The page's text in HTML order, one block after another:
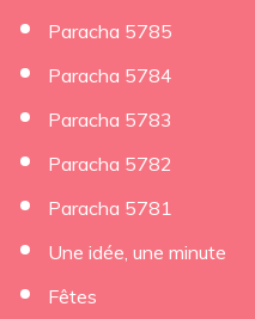
Paracha 5785
Paracha 5784
Paracha 5783
Paracha 5782
Paracha 5781
Une idée, une minute
Fêtes